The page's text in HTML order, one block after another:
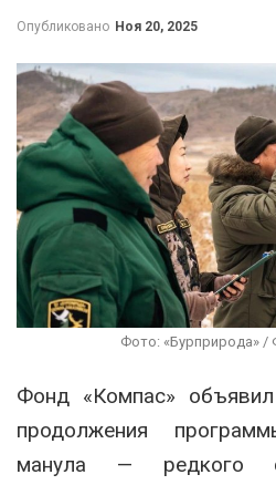
Опубликовано Ноя 20, 2025
Фото: «Бурприрода» /
Фонд «Компас»
продолжения
манула — редкого